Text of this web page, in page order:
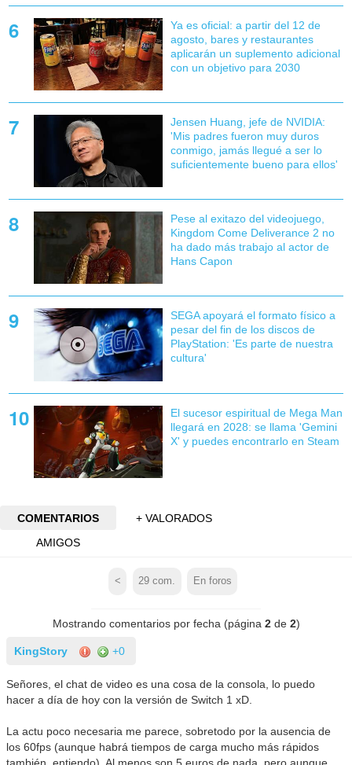
Ya es oficial: a partir del 12 de
agosto, bares y restaurantes
aplicarán un suplemento adicional
con un objetivo para 2030
Jensen Huang, jefe de NVIDIA:
'Mis padres fueron muy duros
conmigo, jamás llegué a ser lo
suficientemente bueno para ellos'
Pese al exitazo del videojuego,
Kingdom Come Deliverance 2 no
ha dado más trabajo al actor de
Hans Capon
SEGA apoyará el formato físico a
pesar del fin de los discos de
PlayStation: 'Es parte de nuestra
cultura'
El sucesor espiritual de Mega Man
llegará en 2028: se llama 'Gemini
X' y puedes encontrarlo en Steam
COMENTARIOS
+ VALORADOS
AMIGOS
< 29 com. En foros
Mostrando comentarios por fecha (página 2de 2)
KingStory +0
Señores, el chat de video es una cosa de la consola, lo puedo
hacer a día de hoy con la versión de Switch 1 xD.
La actu poco necesaria me parece, sobretodo por la ausencia de
los 60fps (aunque habrá tiempos de carga mucho más rápidos